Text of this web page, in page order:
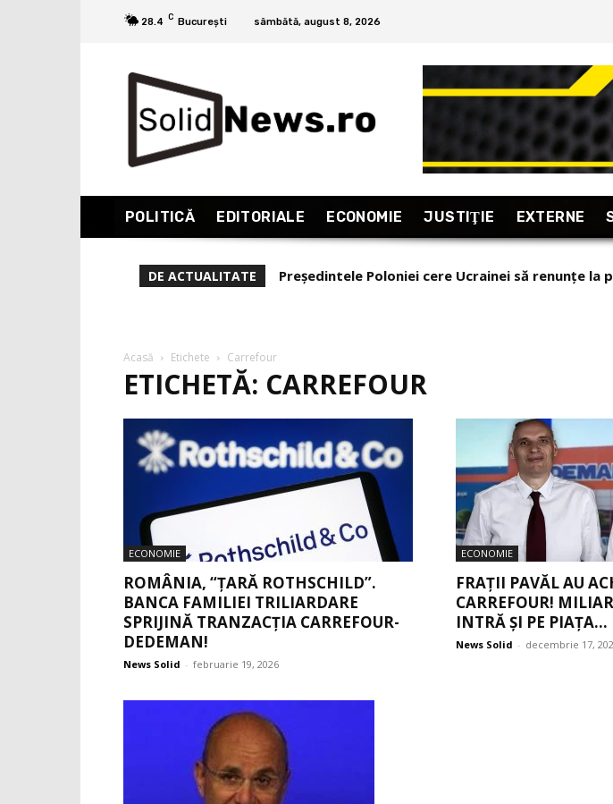
28.4 C București sâmbătă, august 8, 2026
POLITICĂ EDITORIALE ECONOMIE JUSTIŢIE EXTERNE
DE ACTUALITATE
Președintele Poloniei cere Ucrainei să renunțe
Dana Budeanu, verdict in cazul lui Călin
Acasă Etichete Carrefour
ETICHETĂ: CARREFOUR
ECONOMIE
ROMÂNIA, “ȚARĂ ROTHSCHILD”.
BANCA FAMILIEI TRILIARDARE
SPRIJINĂ TRANZACȚIA CARREFOUR-
DEDEMAN!
News Solid - februarie 19, 2026
ECONOMIE
FRAȚII PAVĂL AU
CARREFOUR!
INTRĂ ȘI PE PIAȚA...
News Solid - decembrie 17,